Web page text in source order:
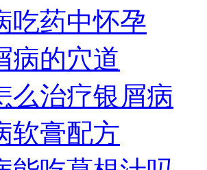
吃药中怀孕
病的穴道
么治疗银屑病
软膏配方